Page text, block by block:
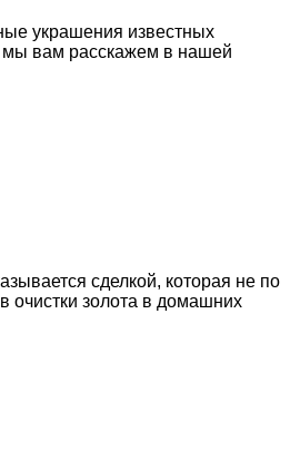
украшения известных
мы вам расскажем в нашей
сделкой, которая не по
очистки золота в домашних